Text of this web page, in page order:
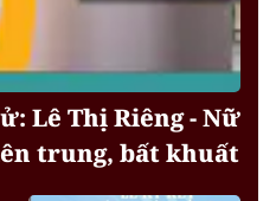
Lê Thị Riêng - Nữ
trung, bất khuất